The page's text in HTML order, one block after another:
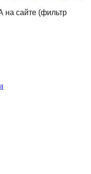
на сайте (фильтр